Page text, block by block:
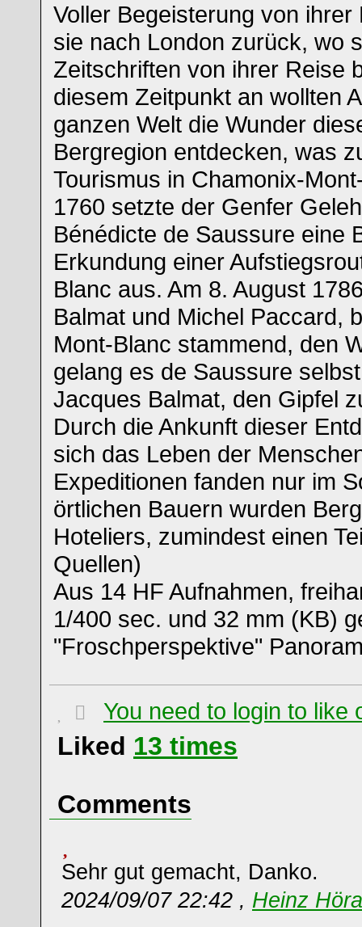
Voller Begeisterung von
sie nach London zurück, wo
Zeitschriften von ihrer Reise
diesem Zeitpunkt an wollten
ganzen Welt die Wunder
Bergregion entdecken, was
Tourismus in Chamonix-
1760 setzte der Genfer
Bénédicte de Saussure eine
Erkundung einer
Blanc aus. Am 8. August
Balmat und Michel Paccard,
Mont-Blanc stammend, den
gelang es de Saussure
Jacques Balmat, den Gipfel
Durch die Ankunft dieser
sich das Leben der
Expeditionen fanden nur im
örtlichen Bauern wurden
Hoteliers, zumindest einen
Quellen)
Aus 14 HF Aufnahmen,
1/400 sec. und 32 mm (KB)
"Froschperspektive"
You need to login to like
Liked 13 times
Comments
Sehr gut gemacht, Danko.
2024/09/07 22:42 , Heinz Höra